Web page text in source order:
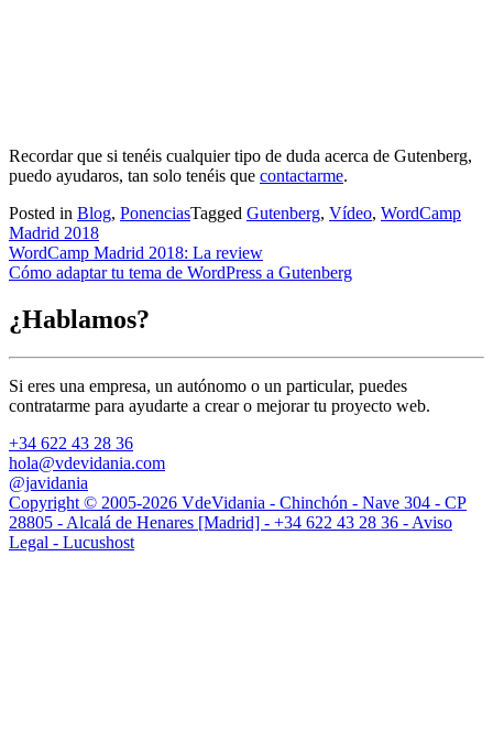
Recordar que si tenéis cualquier tipo de duda acerca de Gutenberg,
puedo ayudaros, tan solo tenéis que contactarme.
Posted in Blog, PonenciasTagged Gutenberg, Vídeo, WordCamp
Madrid 2018
Navegación
de
entradas
WordCamp Madrid 2018: La review
Cómo adaptar tu tema de WordPress a Gutenberg
¿Hablamos?
Si eres una empresa, un autónomo o un particular, puedes
contratarme para ayudarte a crear o mejorar tu proyecto web.
+34 622 43 28 36
hola@vdevidania.com
@javidania
Copyright © 2005-2026 VdeVidania - Chinchón - Nave 304 - CP
28805 - Alcalá de Henares [Madrid] - +34 622 43 28 36 - Aviso
Legal - Lucushost